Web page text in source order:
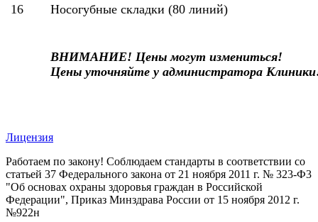
16 Носогубные складки (80 линий)
ВНИМАНИЕ! Цены могут измениться!
Цены уточняйте у администратора
Лицензия
Работаем по закону! Соблюдаем стандарты в соответствии со
статьей 37 Федерального закона от 21 ноября 2011 г. № 323-Ф3
"Об основах охраны здоровья граждан в Российской
Федерации", Приказ Минздрава России от 15 ноября 2012 г.
№922н